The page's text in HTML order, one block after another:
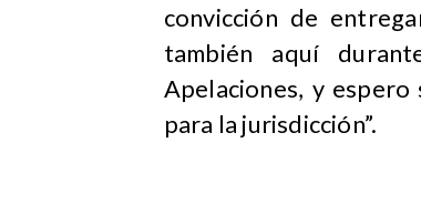
convicción de
también aquí
Apelaciones, y
para la jurisdicción”.